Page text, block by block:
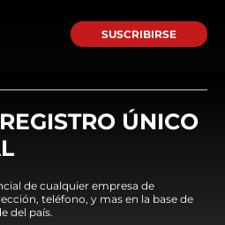
SUSCRIBIRSE
ÚNICO
de cualquier empresa de
teléfono, y mas en la base de
del país.